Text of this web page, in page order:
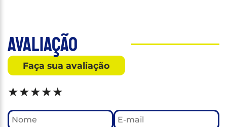
Avaliação
Faça sua avaliação
★★★★★